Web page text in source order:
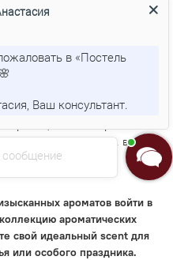
биоразлагаемы и при
в отличие от
Соевый воск
а значит, свеча
по сравнению с
раскрываются полно и
Кроме того, соевый
так как хорошо
Выбирая такую свечу, вы
но и о здоровье
ароматов войти в
ароматических
свой идеальный scent для
или особого праздника.
в «Постель
Ваш консультант.